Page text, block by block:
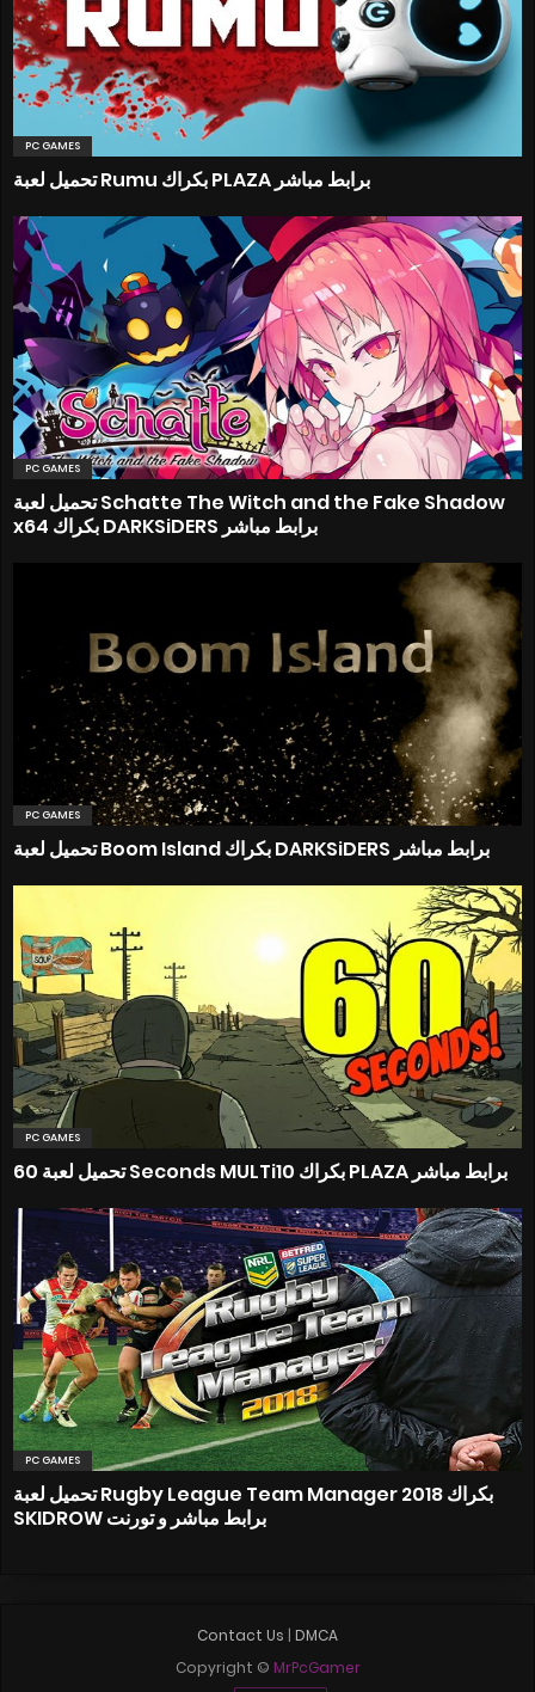
PC GAMES
تحميل لعبة Rumu بكراك PLAZA برابط مباشر
PC GAMES
تحميل لعبة Schatte The Witch and the Fake Shadow
x64 بكراك DARKSiDERS برابط مباشر
PC GAMES
تحميل لعبة Boom Island بكراك DARKSiDERS برابط مباشر
PC GAMES
تحميل لعبة 60 Seconds MULTi10 بكراك PLAZA برابط مباشر
PC GAMES
تحميل لعبة Rugby League Team Manager 2018 بكراك
SKIDROW برابط مباشر و تورنت
Contact Us | DMCA
Copyright © MrPcGamer